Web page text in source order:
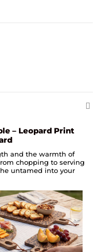
– Leopard Print
and the warmth of
chopping to serving
untamed into your